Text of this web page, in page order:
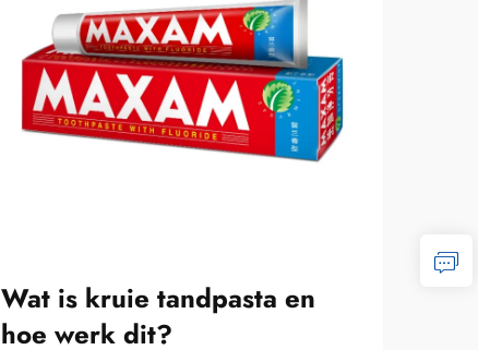
Wat is kruie tandpasta en
hoe werk dit?